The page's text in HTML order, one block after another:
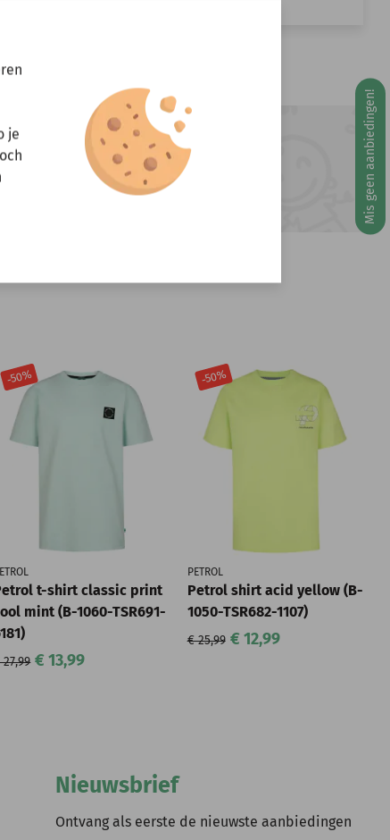
u vragen?
een e-mail
-50%
t-shirt classic print
mint (B-1060-TSR691-
27,99 € 13,99
-50%
PETROL
Petrol shirt acid yellow (B-
1050-TSR682-1107)
€ 25,99 € 12,99
Nieuwsbrief
Ontvang als eerste de nieuwste aanbiedingen
Mis geen aanbiedingen!
augustus
je